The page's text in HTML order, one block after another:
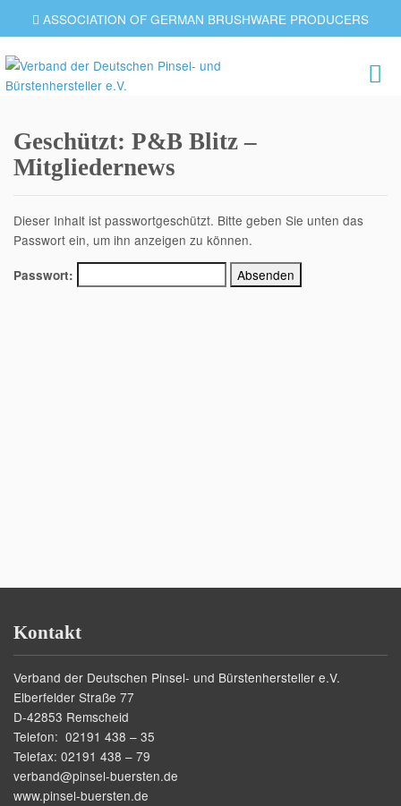
ASSOCIATION OF GERMAN BRUSHWARE PRODUCERS
Geschützt: P&B Blitz –
Mitgliedernews
Dieser Inhalt ist passwortgeschützt. Bitte geben Sie unten das
Passwort ein, um ihn anzeigen zu können.
Passwort:
Kontakt
Verband der Deutschen Pinsel- und Bürstenhersteller e.V.
Elberfelder Straße 77
D-42853 Remscheid
Telefon: 02191 438 – 35
Telefax: 02191 438 – 79
verband@pinsel-buersten.de
www.pinsel-buersten.de